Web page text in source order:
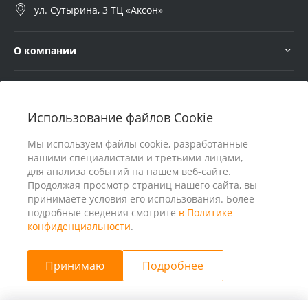
Использование файлов Cookie
Мы используем файлы cookie, разработанные
нашими специалистами и третьими лицами,
для анализа событий на нашем веб-сайте.
Продолжая просмотр страниц нашего сайта, вы
принимаете условия его использования. Более
подробные сведения смотрите в Политике
конфиденциальности.
Принимаю Подробнее
ул. Сутырина, 3 ТЦ «Аксон»
О компании